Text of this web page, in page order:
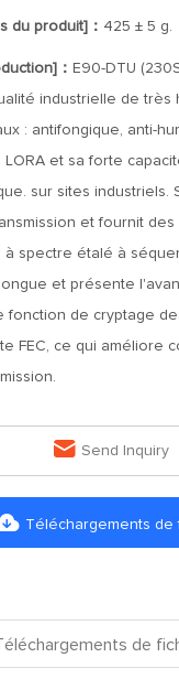
du produit]： 425 ± 5 g.
： E90-DTU
industrielle de très
: antifongique, anti-
LORA et sa forte
sur sites industriels.
et fournit
à spectre étalé à
et présente
fonction de cryptage
FEC, ce qui améliore
 Send Inquiry
Téléchargements de
de